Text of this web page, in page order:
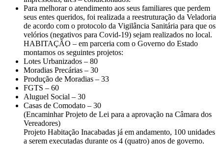
Para melhorar o atendimento aos seus familiares que perdem
seus entes queridos, foi realizada a reestruturação da Veladoria
de acordo com o protocolo da Vigilância Sanitária para que os
velórios (negativos para Covid-19) sejam realizados no local.
HABITAÇÃO – em parceria com o Governo do Estado
montamos os seguintes projetos:
Lotes Urbanizados – 80
Moradias Precárias – 30
Produção de Moradias – 33
FGTS – 60
Aluguel Social – 30
Casas de Comodato – 30
(Encaminhar Projeto de Lei para a aprovação na Câmara dos
Vereadores)
Projeto Habitação Inacabadas já em andamento, 100 unidades
a serem executadas durante os 4 (quatro) anos de governo.